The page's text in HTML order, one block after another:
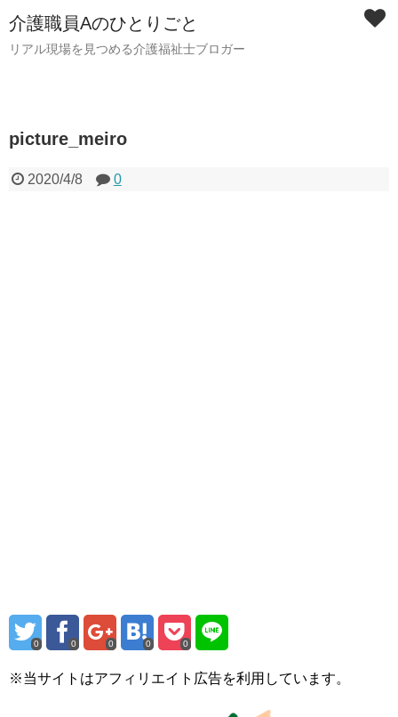
介護職員Aのひとりごと
リアル現場を見つめる介護福祉士ブロガー
picture_meiro
2020/4/8 0
0 0 0 0 0
※当サイトはアフィリエイト広告を利用しています。